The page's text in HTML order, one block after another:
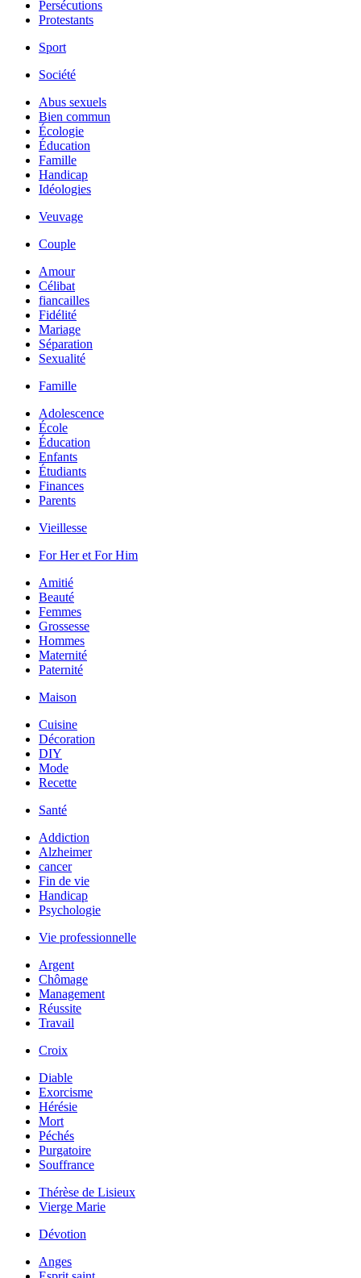
Persécutions
Protestants
Sport
Société
Abus sexuels
Bien commun
Écologie
Éducation
Famille
Handicap
Idéologies
Veuvage
Couple
Amour
Célibat
fiancailles
Fidélité
Mariage
Séparation
Sexualité
Famille
Adolescence
École
Éducation
Enfants
Étudiants
Finances
Parents
Vieillesse
For Her et For Him
Amitié
Beauté
Femmes
Grossesse
Hommes
Maternité
Paternité
Maison
Cuisine
Décoration
DIY
Mode
Recette
Santé
Addiction
Alzheimer
cancer
Fin de vie
Handicap
Psychologie
Vie professionnelle
Argent
Chômage
Management
Réussite
Travail
Croix
Diable
Exorcisme
Hérésie
Mort
Péchés
Purgatoire
Souffrance
Thérèse de Lisieux
Vierge Marie
Dévotion
Anges